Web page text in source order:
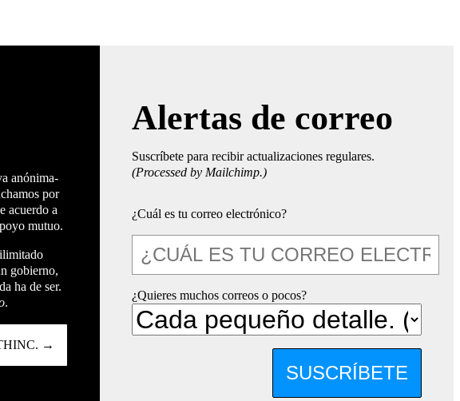
anónima-
por
acuerdo a
mutuo.
gobierno,
ha de ser.
.
→
Alertas de correo
Suscríbete para recibir actualizaciones regulares.
(Processed by Mailchimp.)
¿Cuál es tu correo electrónico?
¿Quieres muchos correos o pocos?
SUSCRÍBETE